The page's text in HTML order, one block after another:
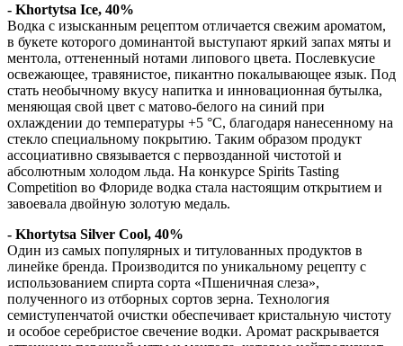
- Khortytsa Ice, 40%
Водка с изысканным рецептом отличается свежим ароматом,
в букете которого доминантой выступают яркий запах мяты и
ментола, оттененный нотами липового цвета. Послевкусие
освежающее, травянистое, пикантно покалывающее язык. Под
стать необычному вкусу напитка и инновационная бутылка,
меняющая свой цвет с матово-белого на синий при
охлаждении до температуры +5 °С, благодаря нанесенному на
стекло специальному покрытию. Таким образом продукт
ассоциативно связывается с первозданной чистотой и
абсолютным холодом льда. На конкурсе Spirits Tasting
Competition во Флориде водка стала настоящим открытием и
завоевала двойную золотую медаль.
- Khortytsa Silver Cool, 40%
Один из самых популярных и титулованных продуктов в
линейке бренда. Производится по уникальному рецепту с
использованием спирта сорта «Пшеничная слеза»,
полученного из отборных сортов зерна. Технология
семиступенчатой очистки обеспечивает кристальную чистоту
и особое серебристое свечение водки. Аромат раскрывается